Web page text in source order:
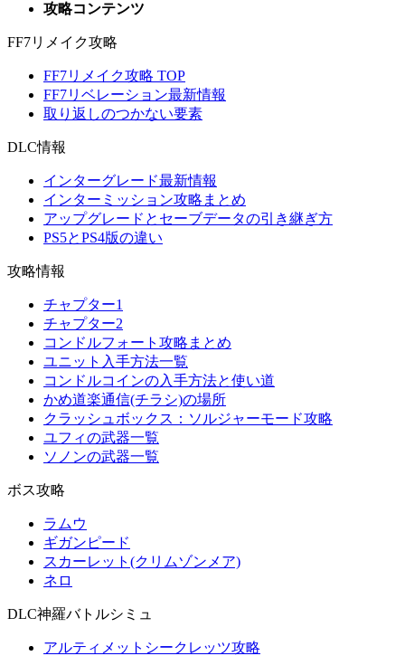
攻略コンテンツ
FF7リメイク攻略
FF7リメイク攻略 TOP
FF7リベレーション最新情報
取り返しのつかない要素
DLC情報
インターグレード最新情報
インターミッション攻略まとめ
アップグレードとセーブデータの引き継ぎ方
PS5とPS4版の違い
攻略情報
チャプター1
チャプター2
コンドルフォート攻略まとめ
ユニット入手方法一覧
コンドルコインの入手方法と使い道
かめ道楽通信(チラシ)の場所
クラッシュボックス：ソルジャーモード攻略
ユフィの武器一覧
ソノンの武器一覧
ボス攻略
ラムウ
ギガンピード
スカーレット(クリムゾンメア)
ネロ
DLC神羅バトルシミュ
アルティメットシークレッツ攻略